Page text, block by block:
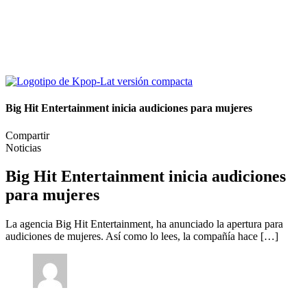
Big Hit Entertainment inicia audiciones para mujeres
Compartir
Noticias
Big Hit Entertainment inicia audiciones
para mujeres
La agencia Big Hit Entertainment, ha anunciado la apertura para
audiciones de mujeres. Así como lo lees, la compañía hace […]